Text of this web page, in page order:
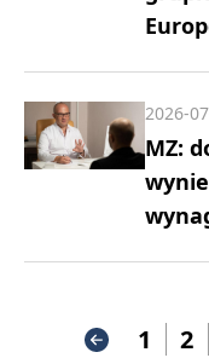
MZ:
2026-
1 2